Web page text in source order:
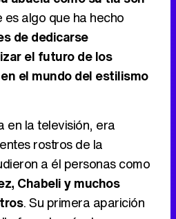
es algo que ha hecho
de dedicarse
el futuro de los
el mundo del estilismo
en la televisión, era
rostros de la
a él personas como
Chabeli y muchos
. Su primera aparición